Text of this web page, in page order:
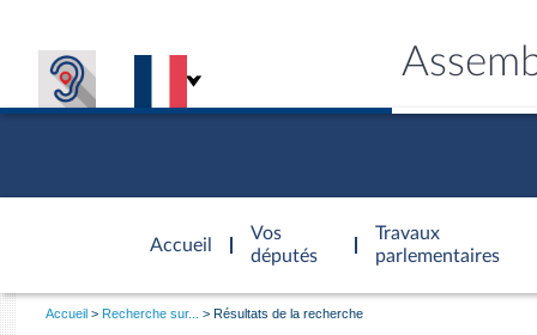
Accueil
d'accueil
Vos
députés
Travaux
parlementaires
Vous
Accueil Recherche sur... Résultats de la recherche